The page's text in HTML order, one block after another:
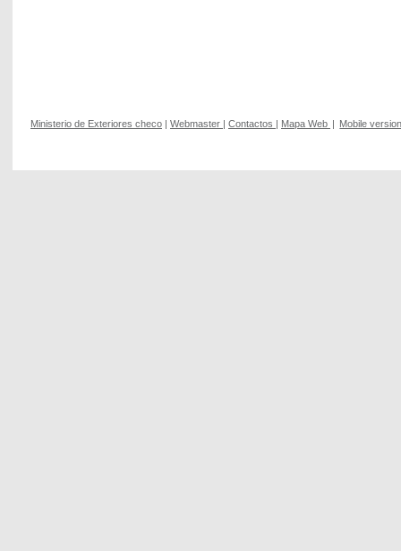
Ministerio de Exteriores checo | Webmaster | Contactos | Mapa Web | Mobile